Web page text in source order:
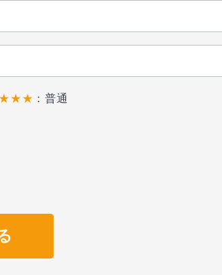
★★★ ：普通